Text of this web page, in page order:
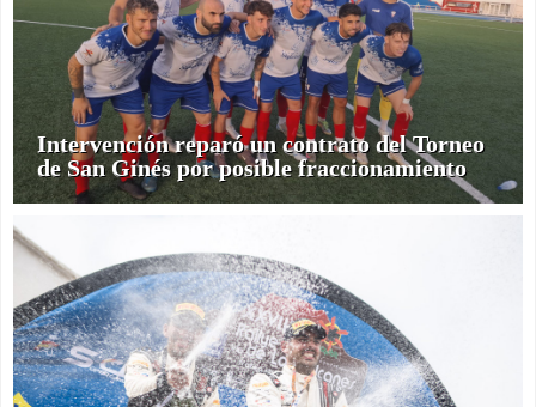
Intervención reparó un contrato del Torneo
de San Ginés por posible fraccionamiento